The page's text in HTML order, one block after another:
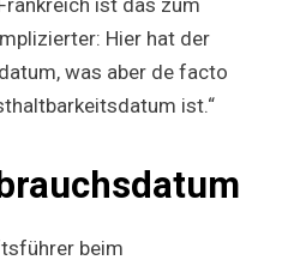
Hier hat der
was aber de facto
ist.“
beim